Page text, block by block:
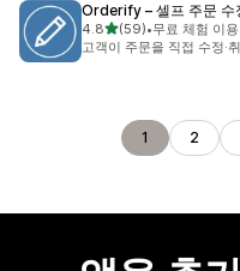
Orderify – 셀프 주문 수
4.8별 5개 중
(59)
총 리뷰 59개
•무료 체험 이
고객이 주문을 직접 수정·
1 2